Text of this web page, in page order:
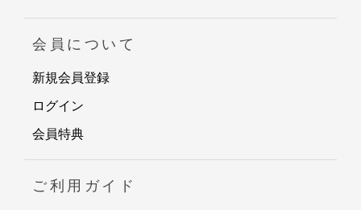
会員について
新規会員登録
ログイン
会員特典
ご利用ガイド